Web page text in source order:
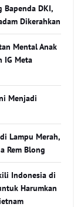
Bapenda DKI,
Dikerahkan
Mental Anak
IG Meta
Menjadi
Lampu Merah,
Rem Blong
Indonesia di
Harumkan